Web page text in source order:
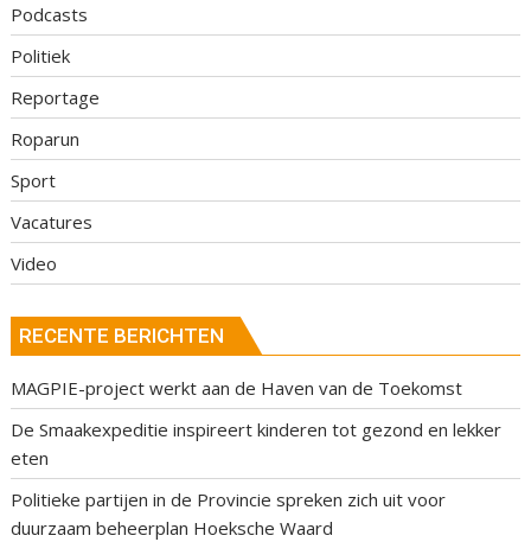
Podcasts
Politiek
Reportage
Roparun
Sport
Vacatures
Video
RECENTE BERICHTEN
MAGPIE-project werkt aan de Haven van de Toekomst
De Smaakexpeditie inspireert kinderen tot gezond en lekker
eten
Politieke partijen in de Provincie spreken zich uit voor
duurzaam beheerplan Hoeksche Waard